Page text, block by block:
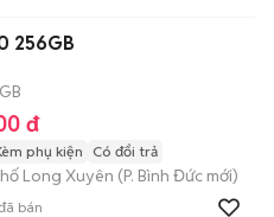
256GB
đ
phụ kiện Có đổi trả
Long Xuyên (P. Bình Đức mới)
bán